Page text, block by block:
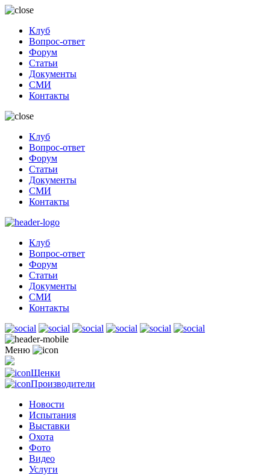
Клуб
Вопрос-ответ
Форум
Статьи
Документы
СМИ
Контакты
Клуб
Вопрос-ответ
Форум
Статьи
Документы
СМИ
Контакты
Клуб
Вопрос-ответ
Форум
Статьи
Документы
СМИ
Контакты
Меню
Щенки
Производители
Новости
Испытания
Выставки
Охота
Фото
Видео
Услуги